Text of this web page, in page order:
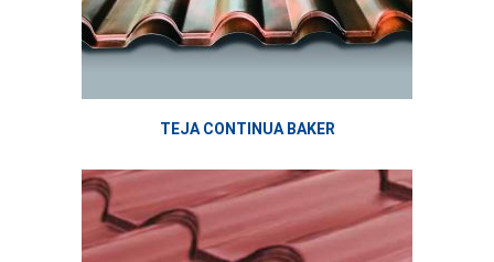
TEJA CONTINUA BAKER